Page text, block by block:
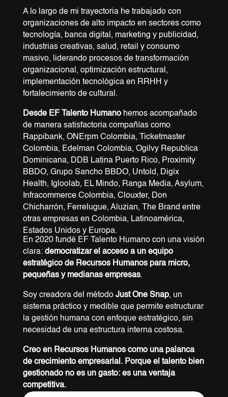
A lo largo de mi trayectoria he trabajado con
organizaciones de alto impacto en sectores como
tecnología, banca digital, marketing y publicidad,
industrias creativas, salud, retail y consumo
masivo, liderando procesos de transformación
organizacional, optimización estructural,
implementación tecnológica en RRHH y
fortalecimiento de cultural.
Desde EF Talento Humanohemos acompañado
de manera satisfactoria compañías como
Rappibank, ONErpm Colombia, Ticketmaster
Colombia, Edelman Colombia, Ogilvy Republica
Dominicana, DDB Latina Puerto Rico, Proximity
BBDO, Grupo Sancho BBDO, Untold, Digix
Health, Igloolab, EL Mindo, Ranga Media, Asylum,
Infracommerce Colombia, Clouxter, Don
Chicharrón, Ferrelugue, Aluzian, The Brand entre
otras empresas en Colombia, Latinoamérica,
Estados Unidos y Europa.
En 2020 fundé EF Talento Humano con una visión
clara: democratizar el acceso a un equipo
estratégico de Recursos Humanos para micro,
pequeñas y medianas empresas.
Soy creadora del método JustOneSnap, un
sistema práctico y medible que permite estructurar
la gestión humana con enfoque estratégico, sin
necesidad de una estructura interna costosa.
Creo en Recursos Humanos como una palanca
de crecimiento empresarial. Porque el talento bien
gestionado no es un gasto: es una ventaja
competitiva.